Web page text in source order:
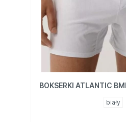
BOKSERKI ATLANTIC
biały